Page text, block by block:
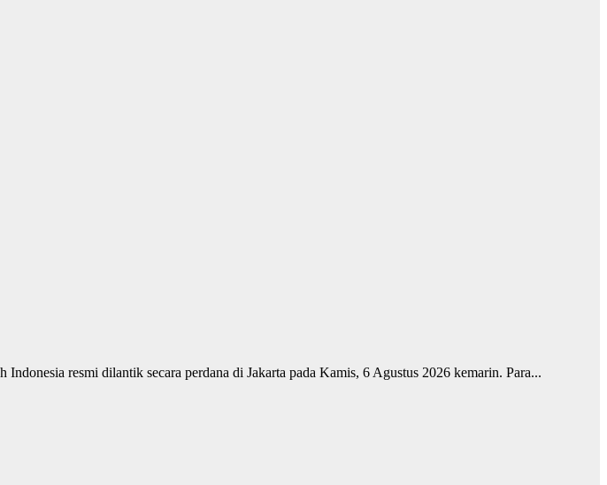
resmi dilantik secara perdana di Jakarta pada Kamis, 6 Agustus 2026 kemarin. Para...